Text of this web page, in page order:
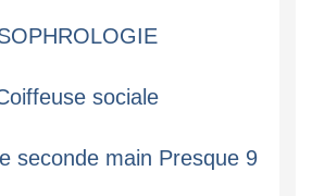
sociale
seconde main Presque 9